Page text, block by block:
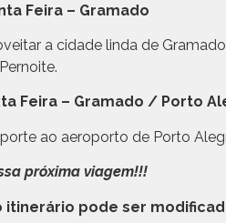
Feira – Gramado
a cidade linda de
Feira – Gramado / Porto
ao aeroporto de Porto
próxima viagem!!!
itinerário pode ser